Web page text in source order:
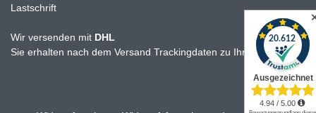
Lastschrift
Wir versenden mit DHL
Sie erhalten nach dem Versand Trackingdaten zu Ihrer Sendung